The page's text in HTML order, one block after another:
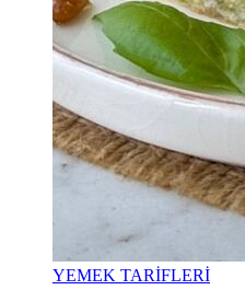
YEMEK TARİFLERİ